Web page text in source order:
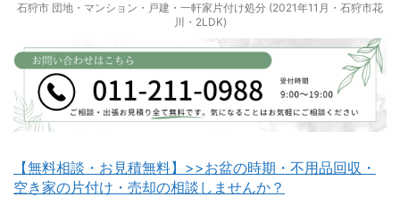
石狩市 団地・マンション・戸建・一軒家片付け処分 (2021年11月・石狩市花
川・2LDK)
【無料相談・お見積無料】>>お盆の時期・不用品回収・
空き家の片付け・売却の相談しませんか？